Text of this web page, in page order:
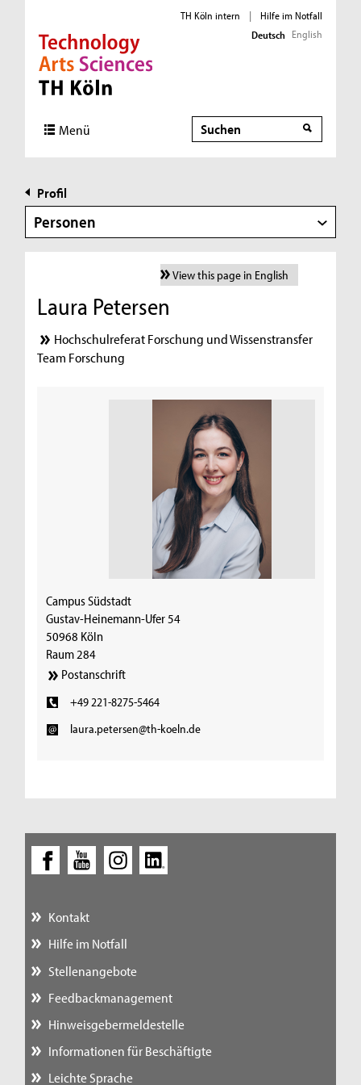
Direkt zur Hauptnavigation
Direkt zur Subnavigation
Direkt zum Inhalt
Direkt zum Fußbereich
TH Köln intern |
Hilfe im Notfall
Deutsch English
Menü Suche
Profil
Personen
View this page in English
Laura Petersen
Hochschulreferat Forschung und Wissenstransfer
Team Forschung
Campus Südstadt
Gustav-Heinemann-Ufer 54
50968 Köln
Raum 284
Postanschrift
+49 221-8275-5464
laura.petersen@th-koeln.de
Kontakt
Hilfe im Notfall
Stellenangebote
Feedbackmanagement
Hinweisgebermeldestelle
Informationen für Beschäftigte
Leichte Sprache